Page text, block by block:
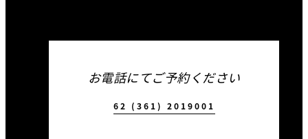
お電話にてご予約ください
62 (361) 2019001